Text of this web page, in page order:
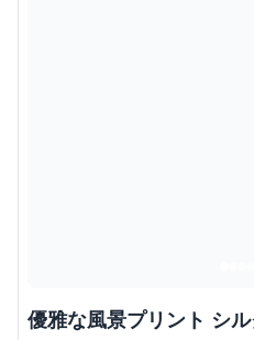
優雅な風景プリント シ